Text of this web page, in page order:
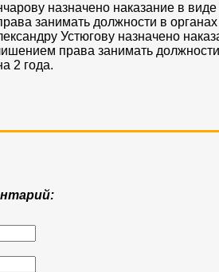
назначено наказание в
занимать должности в
Устюгову назначено
права занимать
2 года.